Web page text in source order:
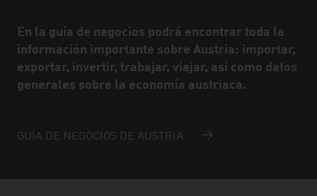
En la guía de negocios podrá encontrar toda la
información importante sobre Austria: importar,
exportar, invertir, trabajar, viajar, así como datos
generales sobre la economía austriaca.
GUÍA DE NEGOCIOS DE AUSTRIA